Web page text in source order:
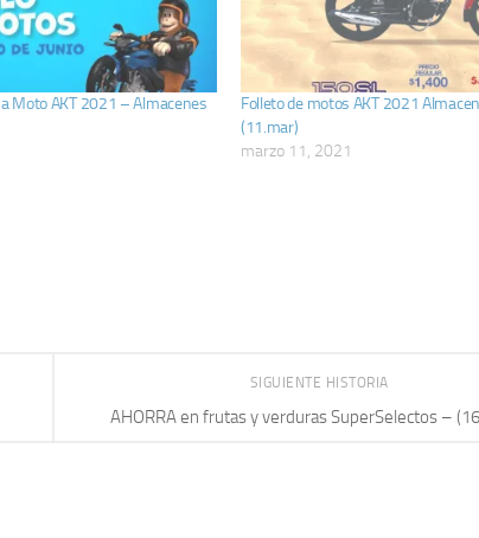
Moto AKT 2021 – Almacenes
Folleto de motos AKT 2021
(11.mar)
marzo 11, 2021
SIGUIENTE HISTORIA
AHORRA en frutas y verduras SuperSelectos –